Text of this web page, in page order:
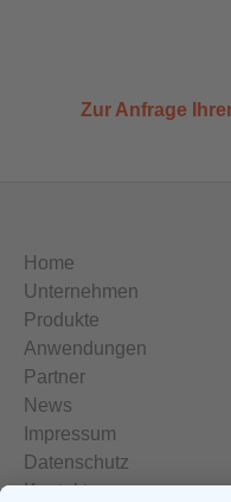
Zur Anfrage
Home
Unternehmen
Produkte
Anwendungen
Partner
News
Impressum
Datenschutz
Kontakt